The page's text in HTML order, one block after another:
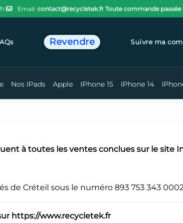
Email: contact@recycletek.fr Toute commande passée
Revendre Suivre ma
Nos IPads Apple IPhone 15 IPhone 14
à toutes les ventes conclues sur le site
Créteil sous le numéro 893 753 343
https://www.recycletek.fr